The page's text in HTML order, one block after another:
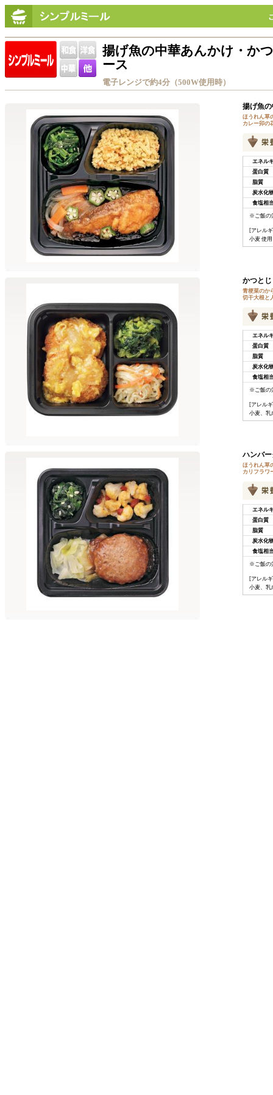
揚げ魚の中華あんかけ・か
ース
電子レンジで約4分（500W使用時）
揚げ魚
ほうれん草
カレー卯の
エネル
蛋白質
脂質
炭水化
食塩相
※ご飯の
[アレル
小麦 使
かつとじ
青梗菜のか
切干大根と
エネル
蛋白質
脂質
炭水化
食塩相
※ご飯の
[アレル
小麦、乳
ハンバ
ほうれん草
カリフラワ
エネル
蛋白質
脂質
炭水化
食塩相
※ご飯の
[アレル
小麦、乳